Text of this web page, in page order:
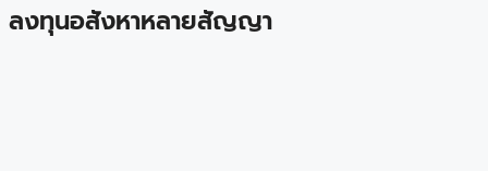
ลงทุนอสังหาหลายสัญญา